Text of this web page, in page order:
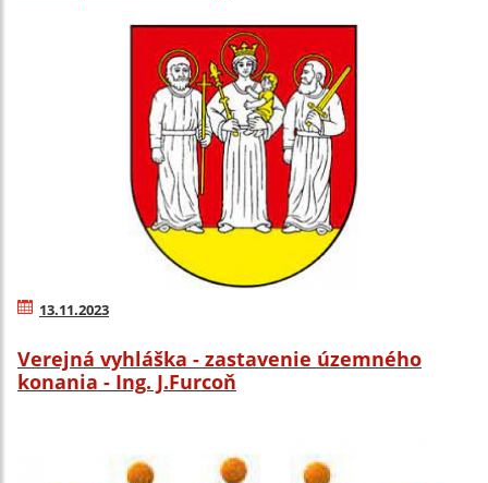
13.11.2023
Verejná vyhláška - zastavenie územného
konania - Ing. J.Furcoň